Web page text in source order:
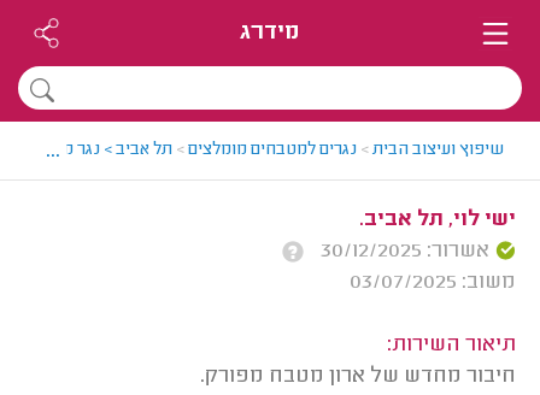
מידרג
שיפוץ ועיצוב הבית> נגרים למטבחים מומלצים> תל אביב > נגר מטבחים
...
ישי לוי, תל אביב.
אשרור: 30/12/2025
משוב: 03/07/2025
תיאור השירות:
חיבור מחדש של ארון מטבח מפורק.